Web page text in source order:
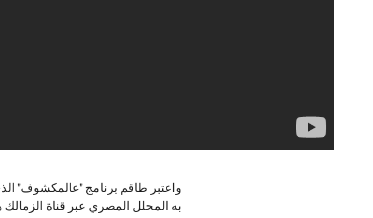
واعتبر طاقم برنامج "عالمكشوف" الذي يبث عبر قناة الهداف الجزائرية، ما صرح
به المحلل المصري عبر قناة الزمالك